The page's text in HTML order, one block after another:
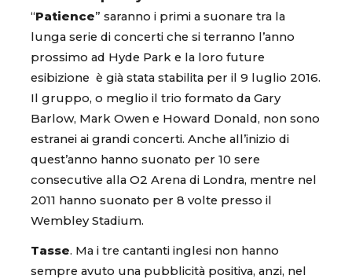
“Patience” saranno i primi a suonare tra la
lunga serie di concerti che si terranno l’anno
prossimo ad Hyde Park e la loro future
esibizione è già stata stabilita per il 9 luglio 2016.
Il gruppo, o meglio il trio formato da Gary
Barlow, Mark Owen e Howard Donald, non sono
estranei ai grandi concerti. Anche all’inizio di
quest’anno hanno suonato per 10 sere
consecutive alla O2 Arena di Londra, mentre nel
2011 hanno suonato per 8 volte presso il
Wembley Stadium.
Tasse. Ma i tre cantanti inglesi non hanno
sempre avuto una pubblicità positiva, anzi, nel